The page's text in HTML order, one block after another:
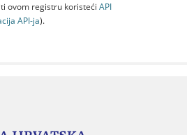
ovom registru koristeći API
API-jа).